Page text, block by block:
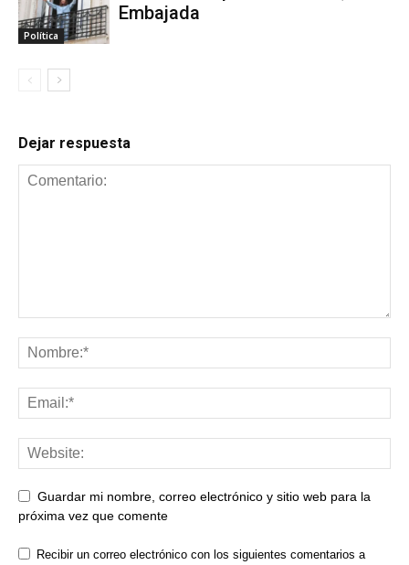
Política
Embajada
Dejar respuesta
Guardar mi nombre, correo electrónico y sitio web para la
próxima vez que comente
Recibir un correo electrónico con los siguientes comentarios a